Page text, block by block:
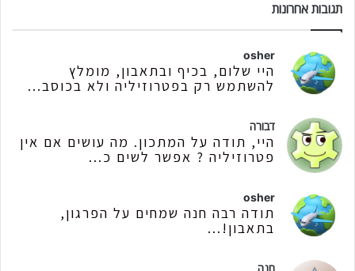
תגובות אחרונות
osher
היי שלום, בכיף ובתאבון, מומלץ
להשתמש רק בפטרוזיליה ולא בכוסב...
דבורה
היי, תודה על המתכון. מה עושים אם אין
פטרוזיליה ? אפשר לשים כ...
osher
תודה רבה חנה שמחים על הפרגון,
בתאבון!...
חנה